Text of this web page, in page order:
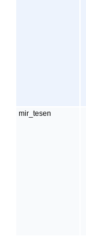
mir_tesen